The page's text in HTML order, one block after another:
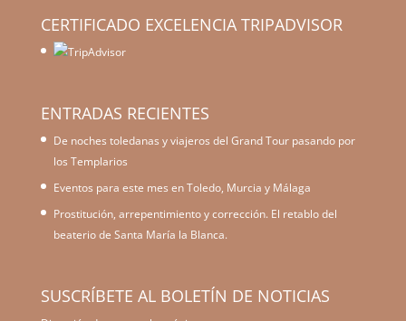
CERTIFICADO EXCELENCIA TRIPADVISOR
ENTRADAS RECIENTES
De noches toledanas y viajeros del Grand Tour pasando por
los Templarios
Eventos para este mes en Toledo, Murcia y Málaga
Prostitución, arrepentimiento y corrección. El retablo del
beaterio de Santa María la Blanca.
SUSCRÍBETE AL BOLETÍN DE NOTICIAS